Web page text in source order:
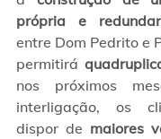
própria e
entre Dom Pedrito e
permitirá
nos próximos
interligação, os
dispor de maiores